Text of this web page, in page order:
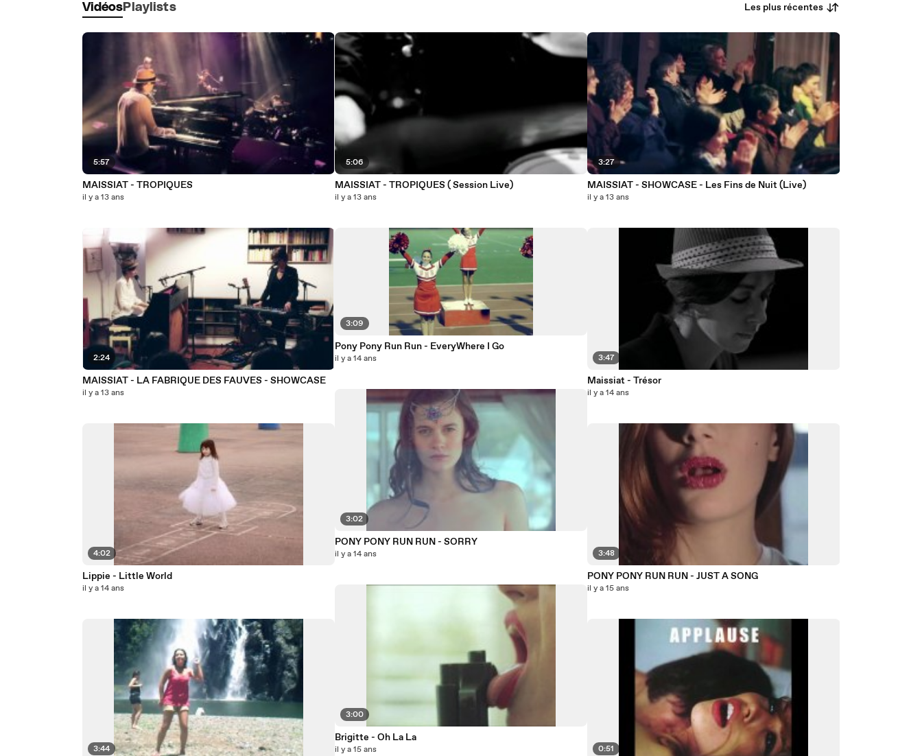
Vidéos Playlists Les plus récentes
5:57
MAISSIAT - TROPIQUES
il y a 13 ans
2:24
MAISSIAT - LA FABRIQUE DES FAUVES - SHOWCASE
il y a 13 ans
4:02
Lippie - Little World
il y a 14 ans
3:44
5:06
MAISSIAT - TROPIQUES ( Session Live)
il y a 13 ans
3:09
Pony Pony Run Run - EveryWhere I Go
il y a 14 ans
3:02
PONY PONY RUN RUN - SORRY
il y a 14 ans
3:00
Brigitte - Oh La La
il y a 15 ans
3:27
MAISSIAT - SHOWCASE - Les Fins de Nuit (Live)
il y a 13 ans
3:47
Maissiat - Trésor
il y a 14 ans
3:48
PONY PONY RUN RUN - JUST A SONG
il y a 15 ans
0:51